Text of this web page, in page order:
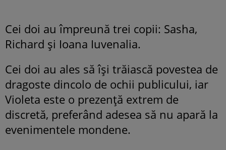
Cei doi au împreună trei copii: Sasha,
Richard și Ioana Iuvenalia.
Cei doi au ales să își trăiască povestea de
dragoste dincolo de ochii publicului, iar
Violeta este o prezență extrem de
discretă, preferând adesea să nu apară la
evenimentele mondene.